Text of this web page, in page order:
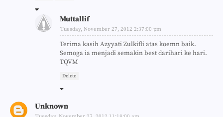
Muttallif
Tuesday, November 27, 2012 2:37:00 pm
Terima kasih Azyyati Zulkifli atas koemn baik.
Semoga ia menjadi semakin best darihari ke hari.
TQVM
Delete
Unknown